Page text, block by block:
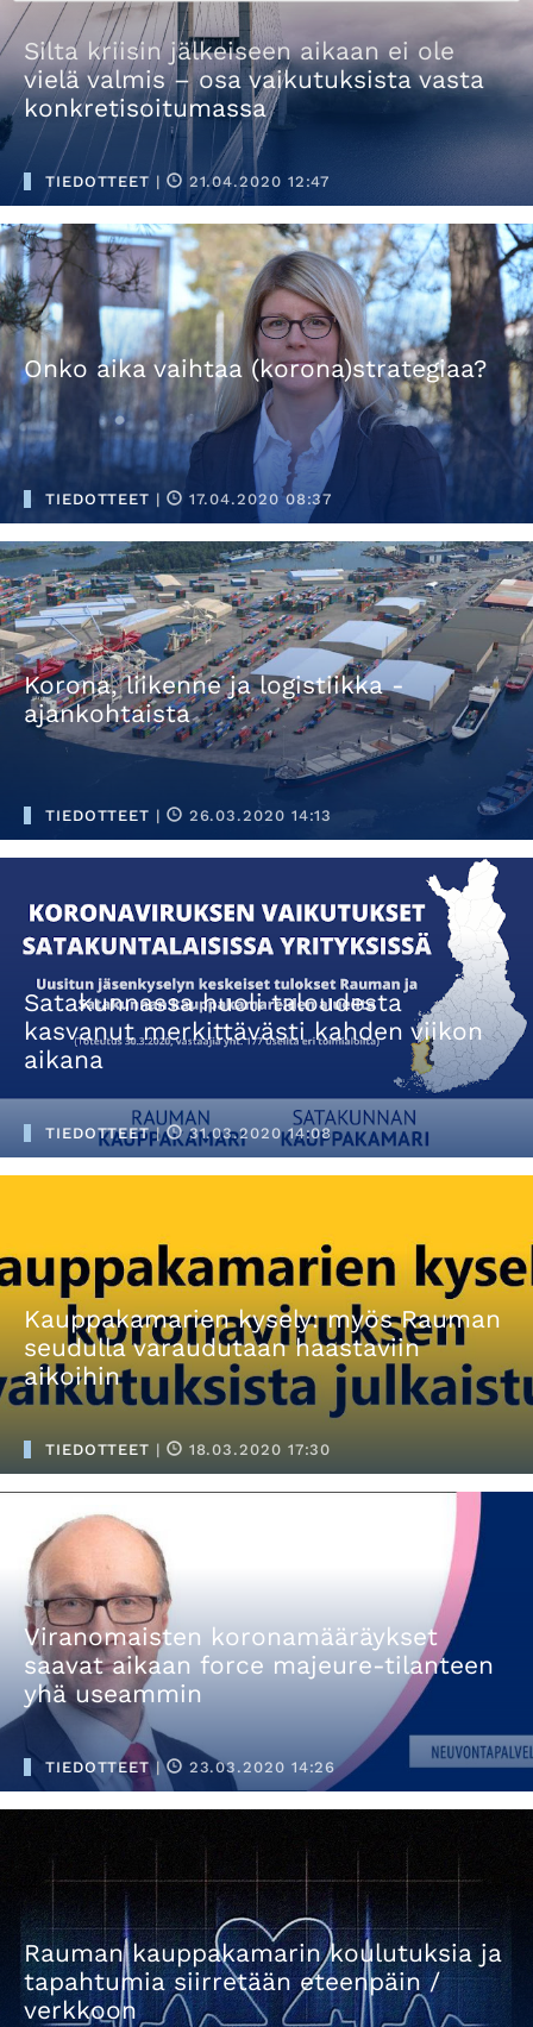
Silta kriisin jälkeiseen aikaan ei ole
vielä valmis – osa vaikutuksista vasta
konkretisoitumassa
TIEDOTTEET | 21.04.2020 12:47
Onko aika vaihtaa (korona)strategiaa?
TIEDOTTEET | 17.04.2020 08:37
Korona, liikenne ja logistiikka -
ajankohtaista
TIEDOTTEET | 26.03.2020 14:13
Satakunnassa huoli taloudesta
kasvanut merkittävästi kahden viikon
aikana
TIEDOTTEET| 31.03.2020 14:08
Kauppakamarien kysely: myös Rauman
seudulla varaudutaan haastaviin
aikoihin
TIEDOTTEET | 18.03.2020 17:30
Viranomaisten koronamääräykset
saavat aikaan force majeure-tilanteen
yhä useammin
TIEDOTTEET| 23.03.2020 14:26
Rauman kauppakamarin koulutuksia ja
tapahtumia siirretään eteenpäin /
verkkoon